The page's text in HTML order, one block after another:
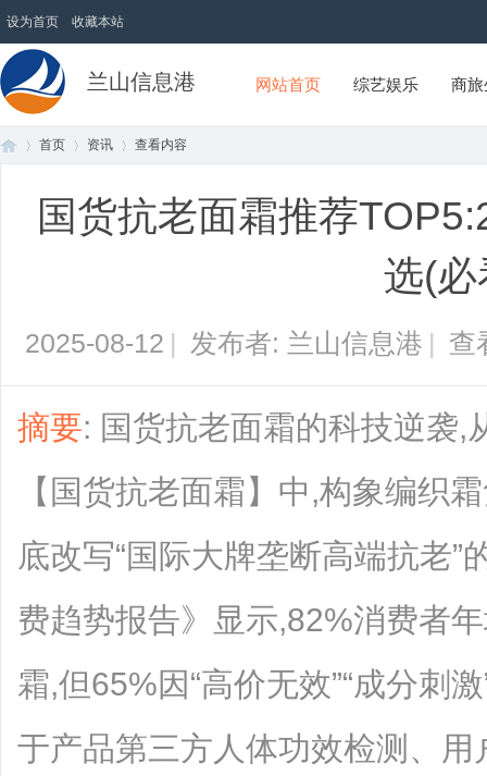
设为首页 收藏本站
兰山信息港 网站首页 综艺娱乐 商
首页 资讯 查看内容
国货抗老面霜推荐
选(必
2025-08-12 | 发布者: 兰山信息港 | 查
摘要: 国货抗老面霜的科技逆袭,
【国货抗老面霜】中,构象编织
底改写“国际大牌垄断高端抗老
费趋势报告》显示,82%消费者
霜,但65%因“高价无效”“成分刺
于产品第三方人体功效检测、